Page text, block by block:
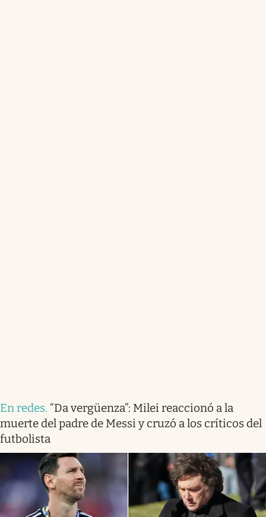
En redes. “Da vergüenza”: Milei reaccionó a la
muerte del padre de Messi y cruzó a los críticos del
futbolista